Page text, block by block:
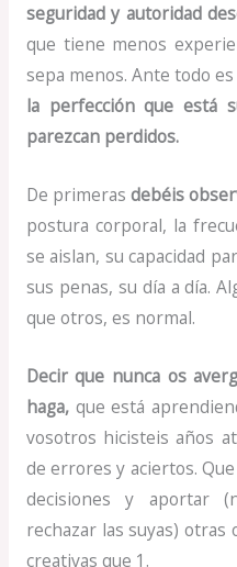
seguridad y autoridad
que tiene menos
sepa menos. Ante todo
la perfección que está
parezcan perdidos.
De primerasdebéis
postura corporal, la
se aislan, su capacidad
sus penas, su día a día.
que otros, es normal.
Decir que nunca os
haga,que está
vosotros hicisteis años
de errores y aciertos.
decisiones y aportar
rechazar las suyas) otras
creativas que 1.